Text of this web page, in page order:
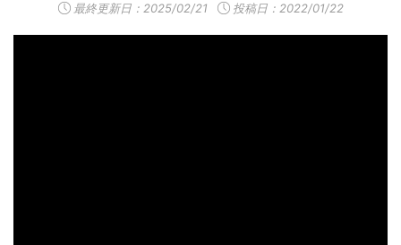
最終更新日： 2025/02/21 投稿日：2022/01/22